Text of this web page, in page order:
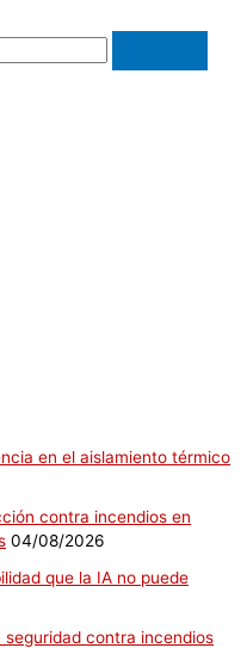
en el aislamiento térmico
contra incendios en
04/08/2026
que la IA no puede
seguridad contra incendios